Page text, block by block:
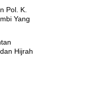
Pol. K.
Yang
Hijrah